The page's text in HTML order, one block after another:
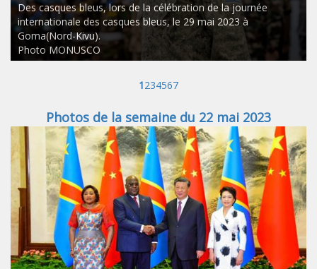
Des casques bleus, lors de la célébration de la journée
internationale des casques bleus, le 29 mai 2023 à
Goma(Nord-Kivu).
Photo MONUSCO
1234567
Photos de la semaine du 22 mai 2023